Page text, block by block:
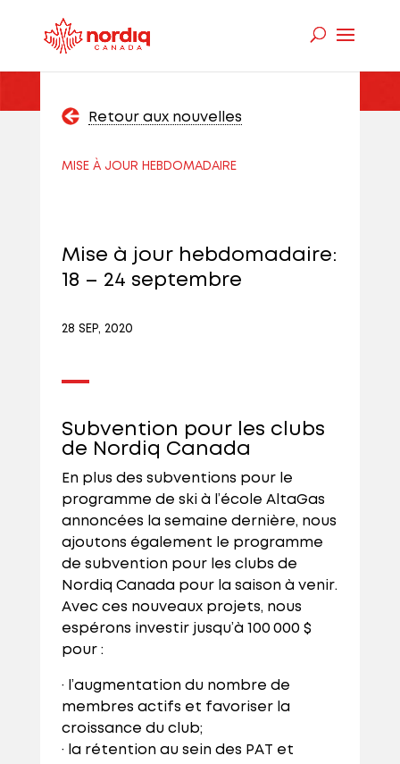
Retour aux nouvelles
MISE À JOUR HEBDOMADAIRE
Mise à jour hebdomadaire:
18 – 24 septembre
28 SEP, 2020
Subvention pour les clubs
de Nordiq Canada
En plus des subventions pour le
programme de ski à l’école AltaGas
annoncées la semaine dernière, nous
ajoutons également le programme
de subvention pour les clubs de
Nordiq Canada pour la saison à venir.
Avec ces nouveaux projets, nous
espérons investir jusqu’à 100 000 $
pour :
· l’augmentation du nombre de
membres actifs et favoriser la
croissance du club;
· la rétention au sein des PAT et